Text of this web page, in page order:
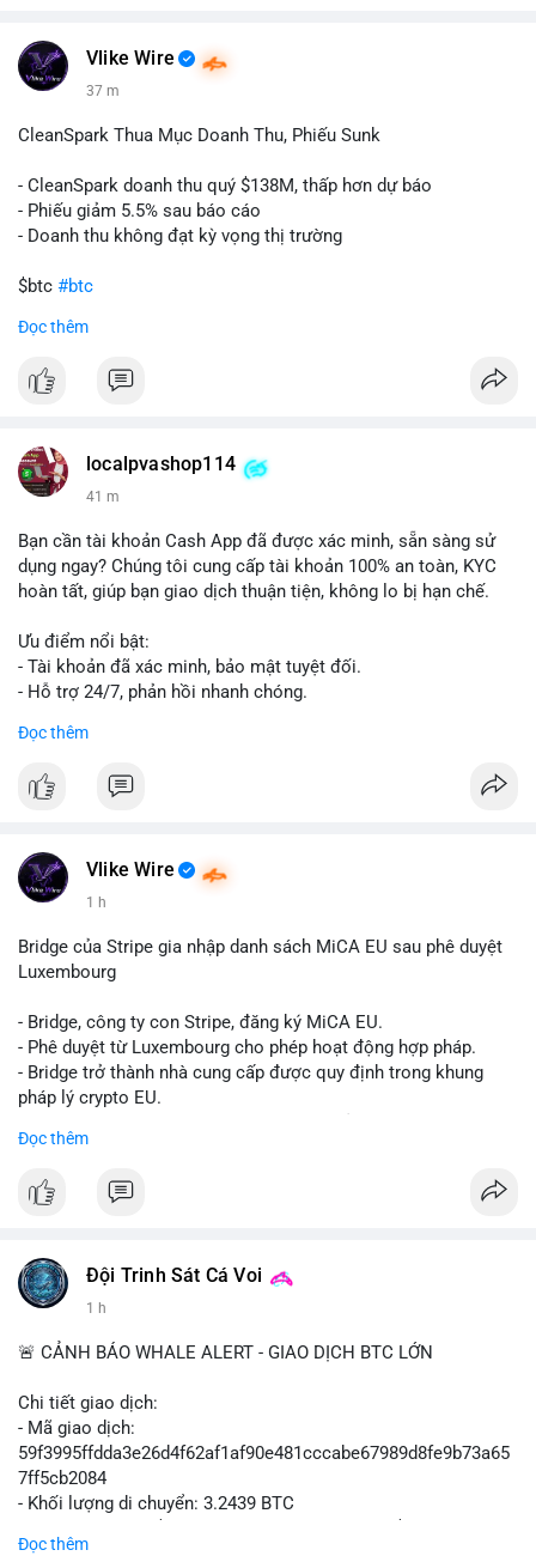
Vlike Wire
37 m
CleanSpark Thua Mục Doanh Thu, Phiếu Sunk
- CleanSpark doanh thu quý $138M, thấp hơn dự báo
- Phiếu giảm 5.5% sau báo cáo
- Doanh thu không đạt kỳ vọng thị trường
$btc #btc
#vlikevn
📰 Nguồn: Cointelegraph
Đọc thêm
localpvashop114
41 m
Bạn cần tài khoản Cash App đã được xác minh, sẵn sàng sử
dụng ngay? Chúng tôi cung cấp tài khoản 100% an toàn, KYC
hoàn tất, giúp bạn giao dịch thuận tiện, không lo bị hạn chế.
Ưu điểm nổi bật:
- Tài khoản đã xác minh, bảo mật tuyệt đối.
- Hỗ trợ 24/7, phản hồi nhanh chóng.
nay:
📧 Email: localpvashop@gmail.com
Đọc thêm
Vlike Wire
1 h
Bridge của Stripe gia nhập danh sách MiCA EU sau phê duyệt
Luxembourg
- Bridge, công ty con Stripe, đăng ký MiCA EU.
- Phê duyệt từ Luxembourg cho phép hoạt động hợp pháp.
- Bridge trở thành nhà cung cấp được quy định trong khung
pháp lý crypto EU.
#luxembourg
#vlikevn #titanbot
📰 Nguồn: Cointelegraph
Đọc thêm
Đội Trinh Sát Cá Voi
1 h
🚨 CẢNH BÁO WHALE ALERT - GIAO DỊCH BTC LỚN
Chi tiết giao dịch:
- Mã giao dịch:
59f3995ffdda3e26d4f62af1af90e481cccabe67989d8fe9b73a65
7ff5cb2084
- Khối lượng di chuyển: 3.2439 BTC
Đọc thêm